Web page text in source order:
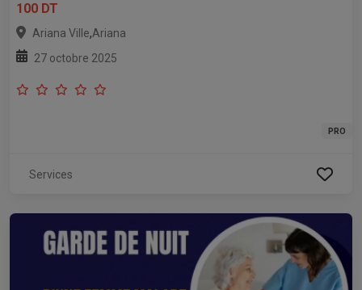
100 DT
Ariana Ville,Ariana
27 octobre 2025
PRO
Services